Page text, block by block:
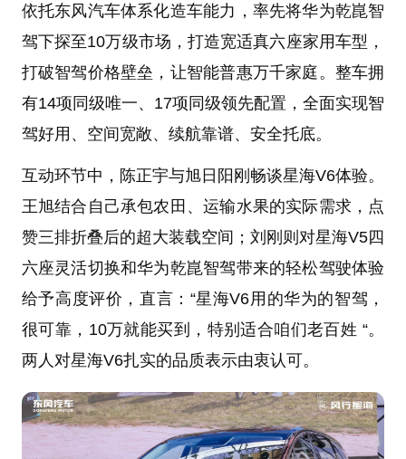
依托东风汽车体系化造车能力，率先将华为乾崑智
驾下探至10万级市场，打造宽适真六座家用车型，
打破智驾价格壁垒，让智能普惠万千家庭。整车拥
有14项同级唯一、17项同级领先配置，全面实现智
驾好用、空间宽敞、续航靠谱、安全托底。
互动环节中，陈正宇与旭日阳刚畅谈星海V6体验。
王旭结合自己承包农田、运输水果的实际需求，点
赞三排折叠后的超大装载空间；刘刚则对星海V5四
六座灵活切换和华为乾崑智驾带来的轻松驾驶体验
给予高度评价，直言：“星海V6用的华为的智驾，
很可靠，10万就能买到，特别适合咱们老百姓 “。
两人对星海V6扎实的品质表示由衷认可。